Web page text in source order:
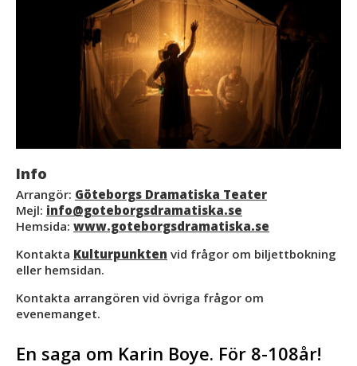
Info
Arrangör: Göteborgs Dramatiska Teater
Mejl: info@goteborgsdramatiska.se
Hemsida: www.goteborgsdramatiska.se
Kontakta Kulturpunkten vid frågor om biljettbokning
eller hemsidan.
Kontakta arrangören vid övriga frågor om
evenemanget.
En saga om Karin Boye. För 8-108år!